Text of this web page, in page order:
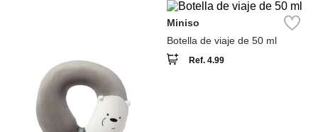
Miniso
Botella de viaje de 50 ml
Ref. 4.99